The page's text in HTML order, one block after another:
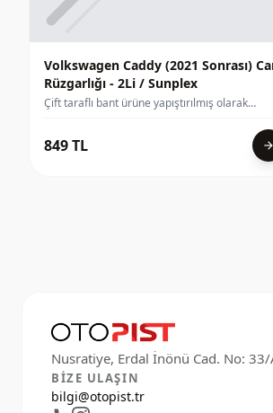
Volkswagen Caddy (2021 Sonrası)
Rüzgarlığı - 2Li / Sunplex
Çift taraflı bant ürüne yapıştırılmış olarak
849 TL arrow_forward
BIZE ULAŞIN
bilgi@otopist.tr